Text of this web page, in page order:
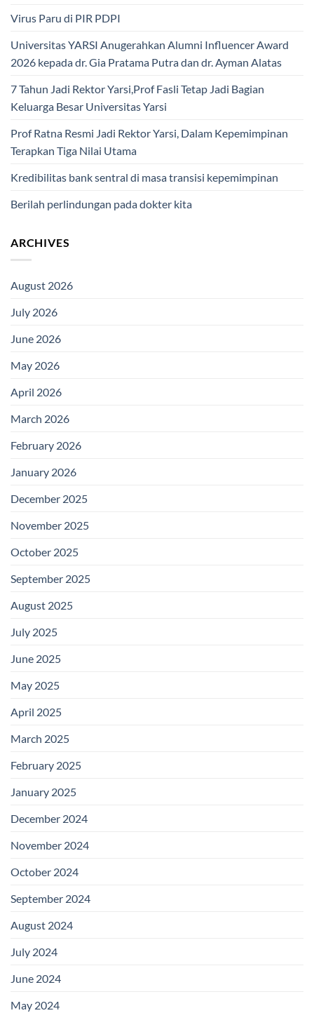
Virus Paru di PIR PDPI
Universitas YARSI Anugerahkan Alumni Influencer Award
2026 kepada dr. Gia Pratama Putra dan dr. Ayman Alatas
7 Tahun Jadi Rektor Yarsi,Prof Fasli Tetap Jadi Bagian
Keluarga Besar Universitas Yarsi
Prof Ratna Resmi Jadi Rektor Yarsi, Dalam Kepemimpinan
Terapkan Tiga Nilai Utama
Kredibilitas bank sentral di masa transisi kepemimpinan
Berilah perlindungan pada dokter kita
ARCHIVES
August 2026
July 2026
June 2026
May 2026
April 2026
March 2026
February 2026
January 2026
December 2025
November 2025
October 2025
September 2025
August 2025
July 2025
June 2025
May 2025
April 2025
March 2025
February 2025
January 2025
December 2024
November 2024
October 2024
September 2024
August 2024
July 2024
June 2024
May 2024